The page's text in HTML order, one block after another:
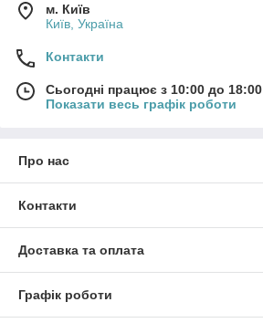
м. Київ
Київ, Україна
Контакти
Сьогодні працює з 10:00 до 18:00
Показати весь графік роботи
Про нас
Контакти
Доставка та оплата
Графік роботи